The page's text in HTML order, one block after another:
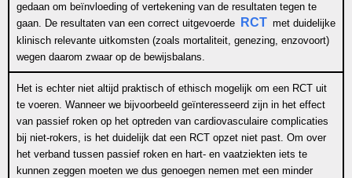
gedaan om beïnvloeding of vertekening van de resultaten tegen te
gaan. De resultaten van een correct uitgevoerde
RCT met duidelijke
klinisch relevante uitkomsten (zoals mortaliteit, genezing, enzovoort)
wegen daarom zwaar op de bewijsbalans.
Het is echter niet altijd praktisch of ethisch mogelijk om een RCT uit
te voeren. Wanneer we bijvoorbeeld geïnteresseerd zijn in het effect
van passief roken op het optreden van cardiovasculaire complicaties
bij niet-rokers, is het duidelijk dat een RCT opzet niet past. Om over
het verband tussen passief roken en hart- en vaatziekten iets te
kunnen zeggen moeten we dus genoegen nemen met een minder